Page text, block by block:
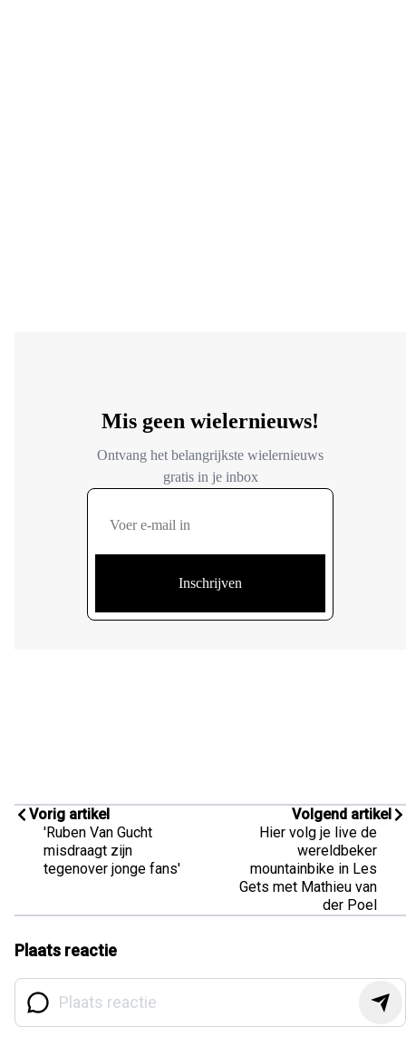
Vorig artikel
'Ruben Van Gucht
misdraagt zijn
tegenover jonge fans'
Volgend artikel
Hier volg je live de
wereldbeker
mountainbike in Les
Gets met Mathieu van
der Poel
Plaats reactie